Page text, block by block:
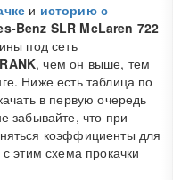
и историю с
Benz SLR McLaren 722
под сеть
, чем он выше, тем
Ниже есть таблица по
в первую очередь
забывайте, что при
коэффициенты для
этим схема прокачки